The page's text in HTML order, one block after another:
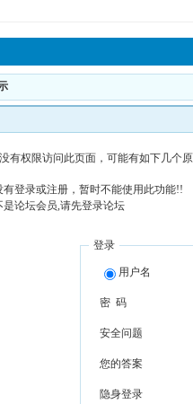
有权限访问此页面，可能有如下几个
有登录或注册，暂时不能使用此功能!!
是论坛会员,请先登录论坛
登录
用户名
密 码
安全问题
您的答案
隐身登录